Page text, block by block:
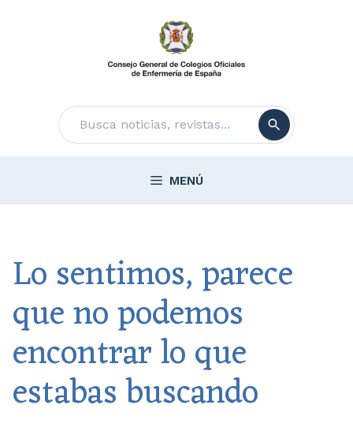
Buscar
MENÚ
Lo sentimos, parece
que no podemos
encontrar lo que
estabas buscando